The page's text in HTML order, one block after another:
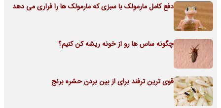
دفع کامل مارمولک با سبزی که مارمولک ها را فراری می دهد
چگونه ساس ها رو از خونه ریشه کن کنیم؟
قوی ترین ترفند برای از بین بردن حشره برنج